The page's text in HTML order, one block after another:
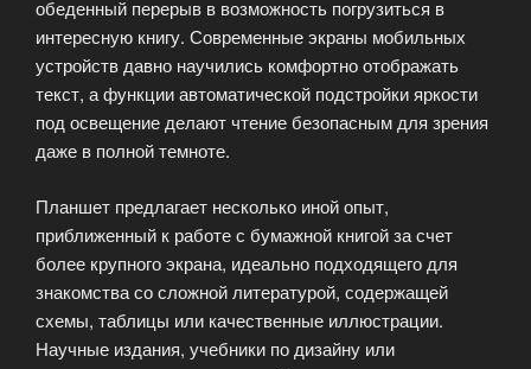
обеденный перерыв в возможность погрузиться в
интересную книгу. Современные экраны мобильных
устройств давно научились комфортно отображать
текст, а функции автоматической подстройки яркости
под освещение делают чтение безопасным для зрения
даже в полной темноте.
Планшет предлагает несколько иной опыт,
приближенный к работе с бумажной книгой за счет
более крупного экрана, идеально подходящего для
знакомства со сложной литературой, содержащей
схемы, таблицы или качественные иллюстрации.
Научные издания, учебники по дизайну или